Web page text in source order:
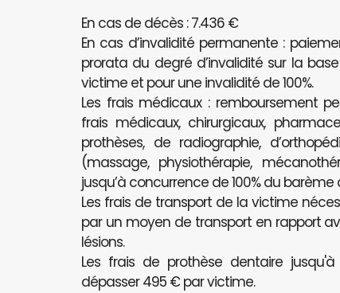
En cas de décès : 7.436 €
En cas d’invalidité permanente :
prorata du degré d’invalidité sur la
victime et pour une invalidité de 100%.
Les frais médicaux : remboursement
frais médicaux, chirurgicaux,
prothèses, de radiographie,
(massage, physiothérapie,
jusqu’à concurrence de 100% du barème
Les frais de transport de la victime
par un moyen de transport en rapport
lésions.
Les frais de prothèse dentaire
dépasser 495 € par victime.